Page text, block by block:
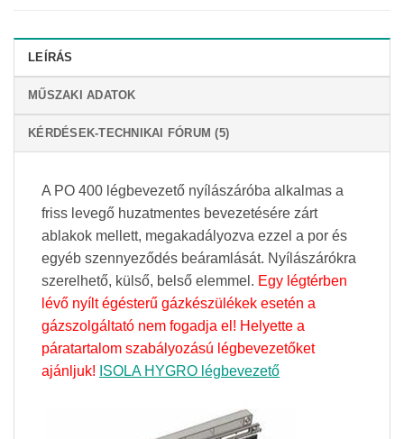
LEÍRÁS
MŰSZAKI ADATOK
KÉRDÉSEK-TECHNIKAI FÓRUM (5)
A PO 400 légbevezető nyílászáróba alkalmas a
friss levegő huzatmentes bevezetésére zárt
ablakok mellett, megakadályozva ezzel a por és
egyéb szennyeződés beáramlását. Nyílászárókra
szerelhető, külső, belső elemmel. Egy légtérben
lévő nyílt égésterű gázkészülékek esetén a
gázszolgáltató nem fogadja el! Helyette a
páratartalom szabályozású légbevezetőket
ajánljuk! ISOLA HYGRO légbevezető